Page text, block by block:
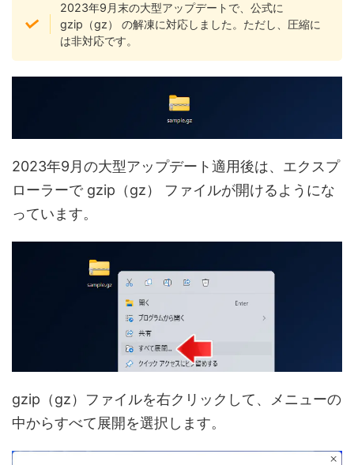
2023年9月末の大型アップデートで、公式に
gzip（gz） の解凍に対応しました。ただし、圧縮に
は非対応です。
2023年9月の大型アップデート適用後は、エクスプ
ローラーで gzip（gz） ファイルが開けるようにな
っています。
gzip（gz）ファイルを右クリックして、メニューの
中からすべて展開を選択します。